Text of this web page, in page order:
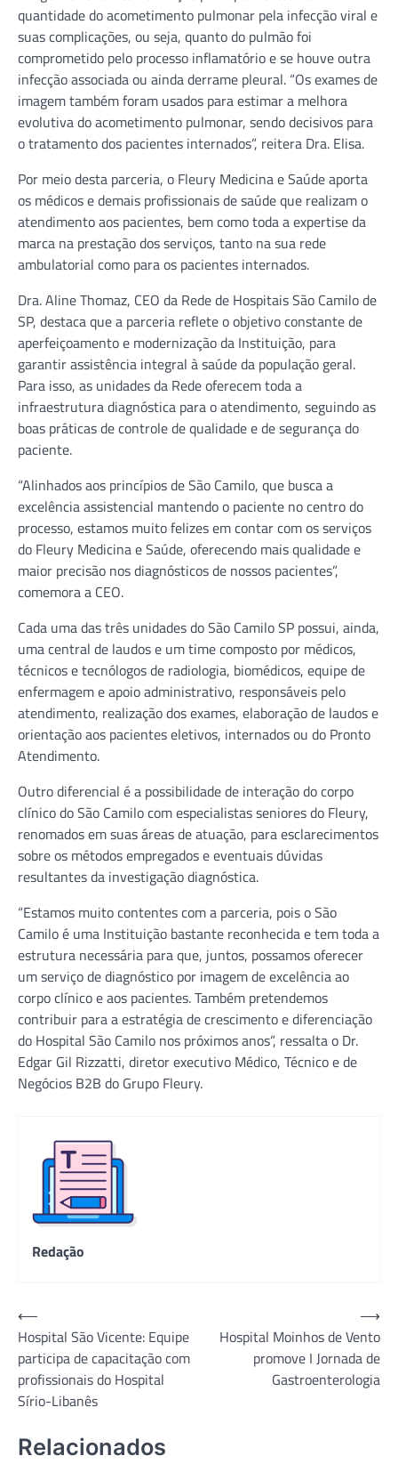
quantidade do acometimento pulmonar pela infecção viral e
suas complicações, ou seja, quanto do pulmão foi
comprometido pelo processo inflamatório e se houve outra
infecção associada ou ainda derrame pleural. “Os exames de
imagem também foram usados para estimar a melhora
evolutiva do acometimento pulmonar, sendo decisivos para
o tratamento dos pacientes internados”, reitera Dra. Elisa.
Por meio desta parceria, o Fleury Medicina e Saúde aporta
os médicos e demais profissionais de saúde que realizam o
atendimento aos pacientes, bem como toda a expertise da
marca na prestação dos serviços, tanto na sua rede
ambulatorial como para os pacientes internados.
Dra. Aline Thomaz, CEO da Rede de Hospitais São Camilo de
SP, destaca que a parceria reflete o objetivo constante de
aperfeiçoamento e modernização da Instituição, para
garantir assistência integral à saúde da população geral.
Para isso, as unidades da Rede oferecem toda a
infraestrutura diagnóstica para o atendimento, seguindo as
boas práticas de controle de qualidade e de segurança do
paciente.
“Alinhados aos princípios de São Camilo, que busca a
excelência assistencial mantendo o paciente no centro do
processo, estamos muito felizes em contar com os serviços
do Fleury Medicina e Saúde, oferecendo mais qualidade e
maior precisão nos diagnósticos de nossos pacientes”,
comemora a CEO.
Cada uma das três unidades do São Camilo SP possui, ainda,
uma central de laudos e um time composto por médicos,
técnicos e tecnólogos de radiologia, biomédicos, equipe de
enfermagem e apoio administrativo, responsáveis pelo
atendimento, realização dos exames, elaboração de laudos e
orientação aos pacientes eletivos, internados ou do Pronto
Atendimento.
Outro diferencial é a possibilidade de interação do corpo
clínico do São Camilo com especialistas seniores do Fleury,
renomados em suas áreas de atuação, para esclarecimentos
sobre os métodos empregados e eventuais dúvidas
resultantes da investigação diagnóstica.
“Estamos muito contentes com a parceria, pois o São
Camilo é uma Instituição bastante reconhecida e tem toda a
estrutura necessária para que, juntos, possamos oferecer
um serviço de diagnóstico por imagem de excelência ao
corpo clínico e aos pacientes. Também pretendemos
contribuir para a estratégia de crescimento e diferenciação
do Hospital São Camilo nos próximos anos”, ressalta o Dr.
Edgar Gil Rizzatti, diretor executivo Médico, Técnico e de
Negócios B2B do Grupo Fleury.
Redação
Navegação
de
Post
⟵
Hospital São Vicente: Equipe
participa de capacitação com
profissionais do Hospital
Sírio-Libanês
Hospital Moinhos de Vento
promove I Jornada de
Gastroenterologia
⟶
Relacionados